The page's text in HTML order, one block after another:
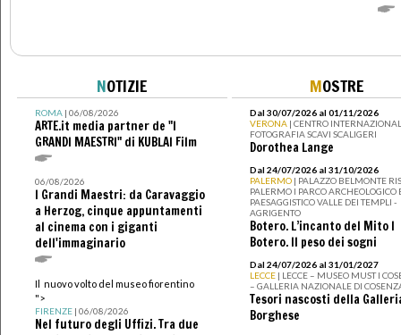
NOTIZIE
ROMA| 06/08/2026
ARTE.it media partner de "I
GRANDI MAESTRI" di KUBLAI Film
06/08/2026
I Grandi Maestri: da Caravaggio
a Herzog, cinque appuntamenti
al cinema con i giganti
dell'immaginario
Il nuovo volto del museo fiorentino
">
FIRENZE| 06/08/2026
Nel futuro degli Uffizi. Tra due
MOSTRE
Dal 30/07/2026 al 01/11/2026
VERONA | CENTRO
FOTOGRAFIA SCAVI SCALIGERI
Dorothea Lange
Dal 24/07/2026 al 31/10/2026
PALERMO | PALAZZO BELMONTE
PALERMO I PARCO ARCHEOLOGICO
PAESAGGISTICO VALLE DEI TEMPLI -
AGRIGENTO
Botero. L’incanto del Mito I
Botero. Il peso dei sogni
Dal 24/07/2026 al 31/01/2027
LECCE | LECCE – MUSEO MUST I
– GALLERIA NAZIONALE DI
Tesori nascosti della
Borghese